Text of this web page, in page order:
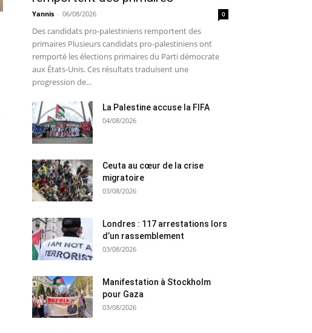
Yannis - 06/08/2026 0
Des candidats pro-palestiniens remportent des
primaires Plusieurs candidats pro-palestiniens ont
remporté les élections primaires du Parti démocrate
aux États-Unis. Ces résultats traduisent une
progression de...
La Palestine accuse la FIFA
04/08/2026
Ceuta au cœur de la crise
migratoire
03/08/2026
Londres : 117 arrestations lors
d’un rassemblement
03/08/2026
Manifestation à Stockholm
pour Gaza
03/08/2026